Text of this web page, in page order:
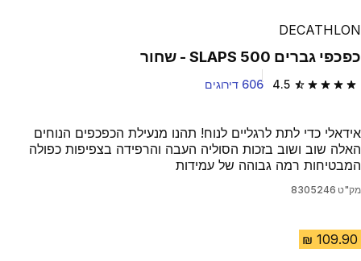
DECATHLON
כפכפי גברים SLAPS 500 - שחור
4.5 4.5 out of 5 stars from 606 reviews 606 דירוגים
אידאלי כדי לתת לרגליים לנוח! תהנו מנעילת הכפכפים הנוחים
האלה שוב ושוב בזכות הסוליה העבה והרפידה בצפיפות כפולה
המבטיחות רמה גבוהה של עמידות
מק"ט 8305246